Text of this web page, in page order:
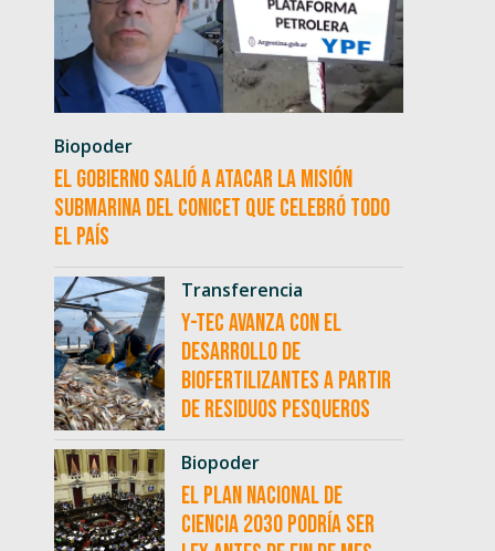
Biopoder
El Gobierno salió a atacar la misión
submarina del CONICET que celebró todo
el país
Transferencia
Y-TEC avanza con el
desarrollo de
biofertilizantes a partir
de residuos pesqueros
Biopoder
El Plan Nacional de
Ciencia 2030 podría ser